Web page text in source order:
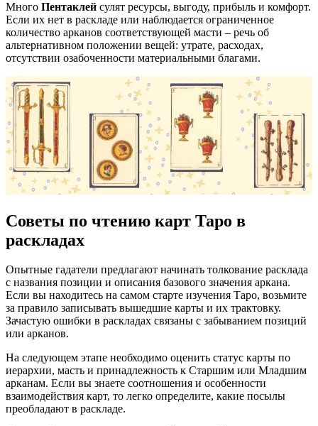
Много Пентаклей сулят ресурсы, выгоду, прибыль и комфорт.
Если их нет в раскладе или наблюдается ограниченное
количество арканов соответствующей масти – речь об
альтернативном положении вещей: утрате, расходах,
отсутствии озабоченности материальными благами.
Советы по чтению карт Таро в
раскладах
Опытные гадатели предлагают начинать толкование расклада
с названия позиции и описания базового значения аркана.
Если вы находитесь на самом старте изучения Таро, возьмите
за правило записывать вышедшие карты и их трактовку.
Зачастую ошибки в раскладах связаны с забыванием позиций
или арканов.
На следующем этапе необходимо оценить статус карты по
иерархии, масть и принадлежность к Старшим или Младшим
арканам. Если вы знаете соотношения и особенности
взаимодействия карт, то легко определите, какие посылы
преобладают в раскладе.